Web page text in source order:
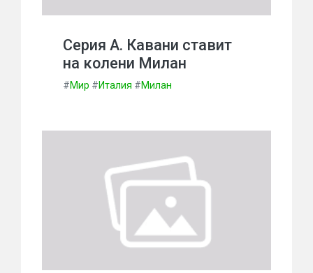
Серия А. Кавани ставит
на колени Милан
#Мир #Италия #Милан